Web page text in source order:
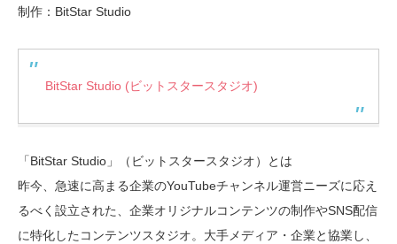
制作：BitStar Studio
BitStar Studio (ビットスタースタジオ)
「BitStar Studio」（ビットスタースタジオ）とは
昨今、急速に高まる企業のYouTubeチャンネル運営ニーズに応え
るべく設立された、企業オリジナルコンテンツの制作やSNS配信
に特化したコンテンツスタジオ。大手メディア・企業と協業し、